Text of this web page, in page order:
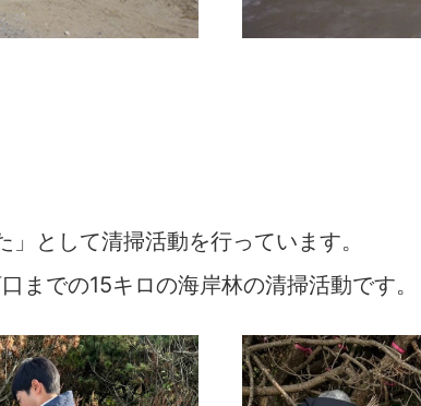
として清掃活動を行っています。
までの15キロの海岸林の清掃活動です。